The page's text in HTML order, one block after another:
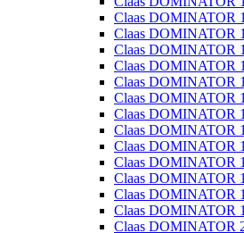
Claas DOMINATOR
Claas DOMINATOR
Claas DOMINATOR
Claas DOMINATOR
Claas DOMINATOR
Claas DOMINATOR
Claas DOMINATOR
Claas DOMINATOR
Claas DOMINATOR
Claas DOMINATOR
Claas DOMINATOR
Claas DOMINATOR
Claas DOMINATOR
Claas DOMINATOR